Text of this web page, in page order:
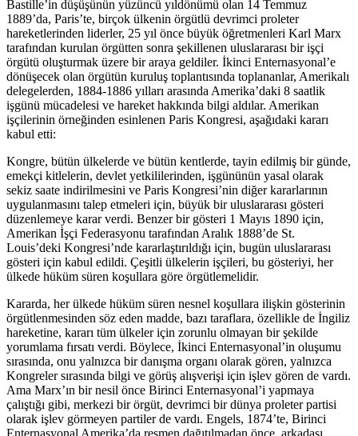
Bastille’in düşüşünün yüzüncü yıldönümü olan 14 Temmuz
1889’da, Paris’te, birçok ülkenin örgütlü devrimci proleter
hareketlerinden liderler, 25 yıl önce büyük öğretmenleri Karl Marx
tarafından kurulan örgütten sonra şekillenen uluslararası bir işçi
örgütü oluşturmak üzere bir araya geldiler. İkinci Enternasyonal’e
dönüşecek olan örgütün kuruluş toplantısında toplananlar, Amerikalı
delegelerden, 1884-1886 yılları arasında Amerika’daki 8 saatlik
işgünü mücadelesi ve hareket hakkında bilgi aldılar. Amerikan
işçilerinin örneğinden esinlenen Paris Kongresi, aşağıdaki kararı
kabul etti:
Kongre, bütün ülkelerde ve bütün kentlerde, tayin edilmiş bir günde,
emekçi kitlelerin, devlet yetkililerinden, işgününün yasal olarak
sekiz saate indirilmesini ve Paris Kongresi’nin diğer kararlarının
uygulanmasını talep etmeleri için, büyük bir uluslararası gösteri
düzenlemeye karar verdi. Benzer bir gösteri 1 Mayıs 1890 için,
Amerikan İşçi Federasyonu tarafından Aralık 1888’de St.
Louis’deki Kongresi’nde kararlaştırıldığı için, bugün uluslararası
gösteri için kabul edildi. Çeşitli ülkelerin işçileri, bu gösteriyi, her
ülkede hüküm süren koşullara göre örgütlemelidir.
Kararda, her ülkede hüküm süren nesnel koşullara ilişkin gösterinin
örgütlenmesinden söz eden madde, bazı taraflara, özellikle de İngiliz
hareketine, kararı tüm ülkeler için zorunlu olmayan bir şekilde
yorumlama fırsatı verdi. Böylece, İkinci Enternasyonal’in oluşumu
sırasında, onu yalnızca bir danışma organı olarak gören, yalnızca
Kongreler sırasında bilgi ve görüş alışverişi için işlev gören de vardı.
Ama Marx’ın bir nesil önce Birinci Enternasyonal’i yapmaya
çalıştığı gibi, merkezi bir örgüt, devrimci bir dünya proleter partisi
olarak işlev görmeyen partiler de vardı. Engels, 1874’te, Birinci
Enternasyonal Amerika’da resmen dağıtılmadan önce, arkadaşı